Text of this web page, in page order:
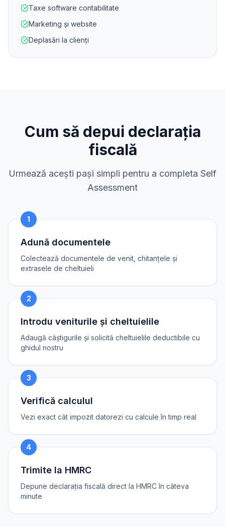
Taxe software contabilitate
Marketing și website
Deplasări la clienți
Cum să depui declarația
fiscală
Urmează acești pași simpli pentru a completa Self
Assessment
1
Adună documentele
Colectează documentele de venit, chitanțele și
extrasele de cheltuieli
2
Introdu veniturile și cheltuielile
Adaugă câștigurile și solicită cheltuielile deductibile cu
ghidul nostru
3
Verifică calculul
Vezi exact cât impozit datorezi cu calcule în timp real
4
Trimite la HMRC
Depune declarația fiscală direct la HMRC în câteva
minute